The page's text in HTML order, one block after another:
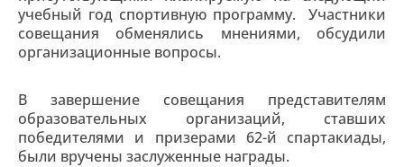
учебный год спортивную программу. Участники
совещания обменялись мнениями, обсудили
организационные вопросы.
В завершение совещания представителям
образовательных организаций, ставших
победителями и призерами 62-й спартакиады,
были вручены заслуженные награды.